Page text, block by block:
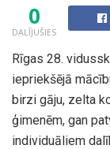
0
DALĪJUŠIES
Rīgas 28.
iepriekšējā
birzi gāju, zelta
ģimenēm, gan
individuāliem